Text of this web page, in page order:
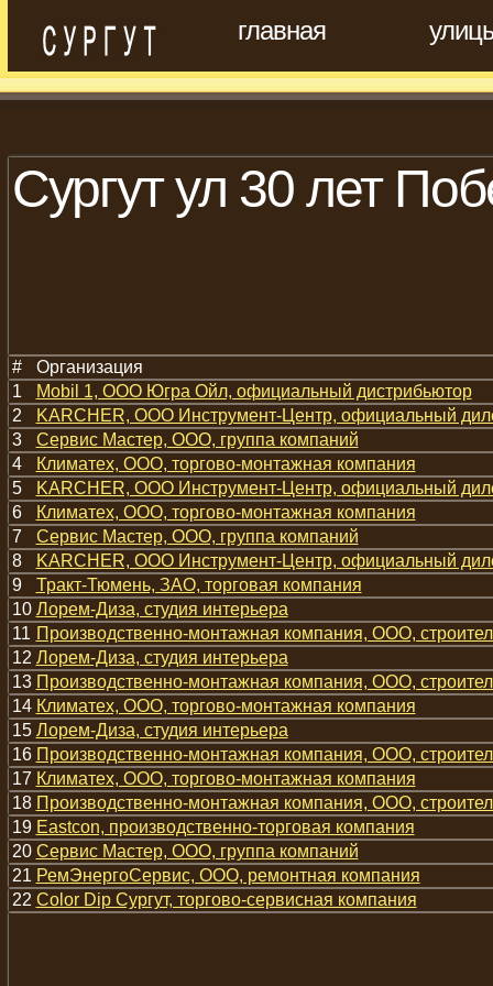
главная
Сургут ул 30 лет
#
Организация
1
Mobil 1, ООО Югра Ойл, официальный дистрибьютор
2
KARCHER, ООО Инструмент-Центр, официальный
3
Сервис Мастер, ООО, группа компаний
4
Климатех, ООО, торгово-монтажная компания
5
KARCHER, ООО Инструмент-Центр, официальный
6
Климатех, ООО, торгово-монтажная компания
7
Сервис Мастер, ООО, группа компаний
8
KARCHER, ООО Инструмент-Центр, официальный
9
Тракт-Тюмень, ЗАО, торговая компания
10 Лорем-Диза, студия интерьера
11 Производственно-монтажная компания, ООО,
12 Лорем-Диза, студия интерьера
13 Производственно-монтажная компания, ООО,
14 Климатех, ООО, торгово-монтажная компания
15 Лорем-Диза, студия интерьера
16 Производственно-монтажная компания, ООО,
17 Климатех, ООО, торгово-монтажная компания
18 Производственно-монтажная компания, ООО,
19 Eastcon, производственно-торговая компания
20 Сервис Мастер, ООО, группа компаний
21 РемЭнергоСервис, ООО, ремонтная компания
22 Color Dip Сургут, торгово-сервисная компания